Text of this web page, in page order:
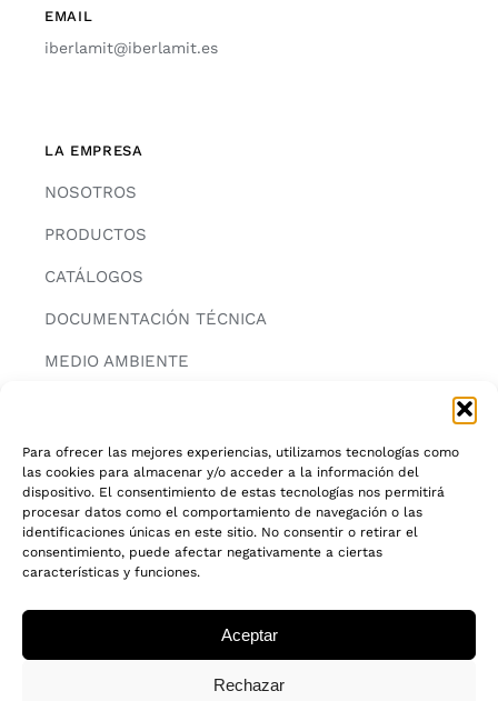
Para ofrecer las mejores experiencias, utilizamos tecnologías como
las cookies para almacenar y/o acceder a la información del
dispositivo. El consentimiento de estas tecnologías nos permitirá
procesar datos como el comportamiento de navegación o las
identificaciones únicas en este sitio. No consentir o retirar el
consentimiento, puede afectar negativamente a ciertas
características y funciones.
Aceptar
Rechazar
EMAIL
iberlamit@iberlamit.es
LA EMPRESA
NOSOTROS
PRODUCTOS
CATÁLOGOS
DOCUMENTACIÓN TÉCNICA
MEDIO AMBIENTE
INFORMACIÓN
AVISO LEGAL
POLITICA DE PRIVACIDAD
CADENA DE CUSTODIA FSC®